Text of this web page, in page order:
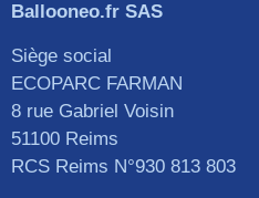
Ballooneo.fr SAS
Siège social
ECOPARC FARMAN
8 rue Gabriel Voisin
51100 Reims
RCS Reims N°930 813 803